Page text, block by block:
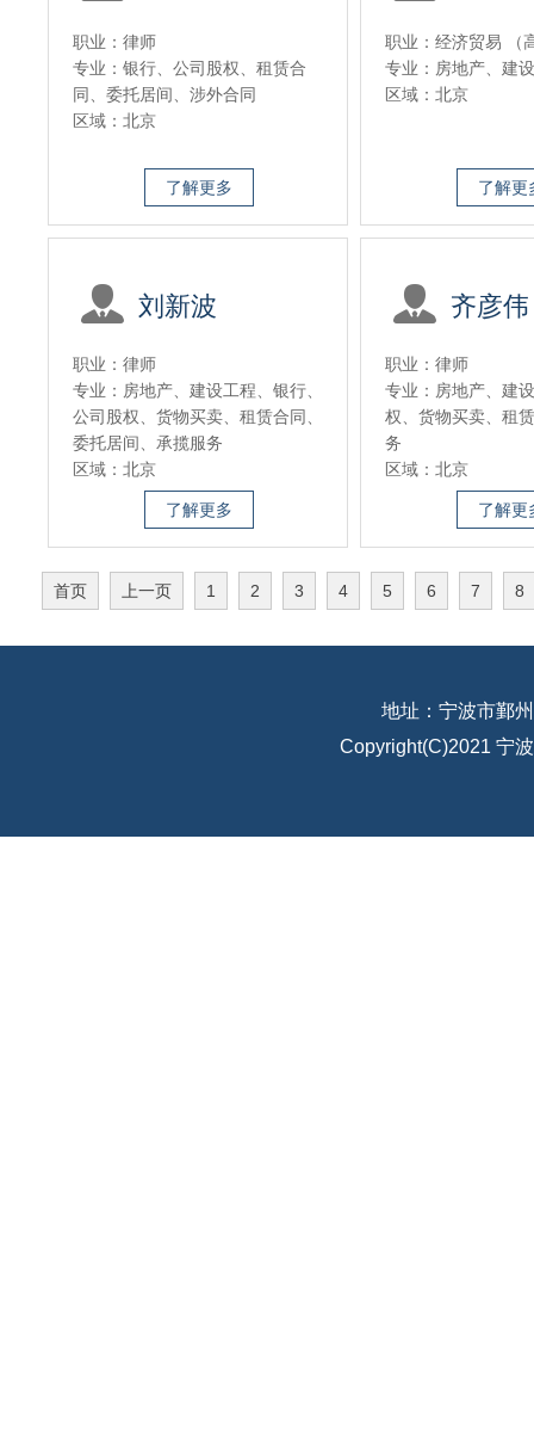
职业：律师
专业：银行、公司股权、租赁合
同、委托居间、涉外合同
区域：北京
了解更多
职业：经济贸易 （
专业：房地产、建
区域：北京
了解更
刘新波
职业：律师
专业：房地产、建设工程、银行、
公司股权、货物买卖、租赁合同、
委托居间、承揽服务
区域：北京
了解更多
齐彦伟
职业：律师
专业：房地产、建
权、货物买卖、租
务
区域：北京
了解更
首页 上一页 1 2 3 4 5 6 7 8
地址：宁波市鄞
Copyright(C)2021